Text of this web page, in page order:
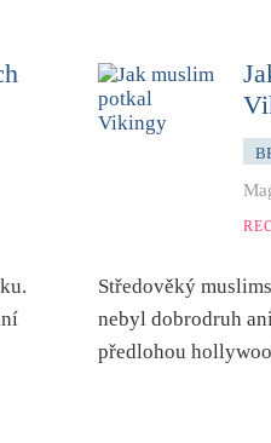
Středověký
nebyl dobrodruh
předlohou